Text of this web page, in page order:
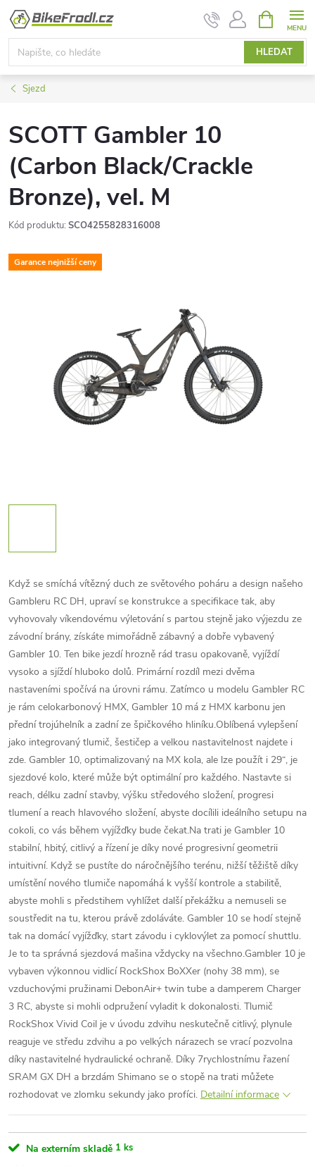
Přejít
obsah
HLEDAT
NÁKUPNÍ
KOŠÍK
Sjezd
SCOTT Gambler 10
(Carbon Black/Crackle
Bronze), vel. M
Kód produktu: SCO4255828316008
Garance nejnižší ceny
Když se smíchá vítězný duch ze světového poháru a design našeho
Gambleru RC DH, upraví se konstrukce a specifikace tak, aby
vyhovovaly víkendovému výletování s partou stejně jako výjezdu ze
závodní brány, získáte mimořádně zábavný a dobře vybavený
Gambler 10. Ten bike jezdí hrozně rád trasu opakovaně, vyjíždí
vysoko a sjíždí hluboko dolů. Primární rozdíl mezi dvěma
nastaveními spočívá na úrovni rámu. Zatímco u modelu Gambler RC
je rám celokarbonový HMX, Gambler 10 má z HMX karbonu jen
přední trojúhelník a zadní ze špičkového hliníku.Oblíbená vylepšení
jako integrovaný tlumič, šestičep a velkou nastavitelnost najdete i
zde. Gambler 10, optimalizovaný na MX kola, ale lze použít i 29“, je
sjezdové kolo, které může být optimální pro každého. Nastavte si
reach, délku zadní stavby, výšku středového složení, progresi
tlumení a reach hlavového složení, abyste docílili ideálního setupu na
cokoli, co vás během vyjížďky bude čekat.Na trati je Gambler 10
stabilní, hbitý, citlivý a řízení je díky nové progresivní geometrii
intuitivní. Když se pustíte do náročnějšího terénu, nižší těžiště díky
umístění nového tlumiče napomáhá k vyšší kontrole a stabilitě,
abyste mohli s předstihem vyhlížet další překážku a nemuseli se
soustředit na tu, kterou právě zdoláváte. Gambler 10 se hodí stejně
tak na domácí vyjížďky, start závodu i cyklovýlet za pomocí shuttlu.
Je to ta správná sjezdová mašina vždycky na všechno.Gambler 10 je
vybaven výkonnou vidlicí RockShox BoXXer (nohy 38 mm), se
vzduchovými pružinami DebonAir+ twin tube a damperem Charger
3 RC, abyste si mohli odpružení vyladit k dokonalosti. Tlumič
RockShox Vivid Coil je v úvodu zdvihu neskutečně citlivý, plynule
reaguje ve středu zdvihu a po velkých nárazech se vrací pozvolna
díky nastavitelné hydraulické ochraně. Díky 7rychlostnímu řazení
SRAM GX DH a brzdám Shimano se o stopě na trati můžete
rozhodovat ve zlomku sekundy jako profíci. Detailní informace
Na externím skladě 1 ks